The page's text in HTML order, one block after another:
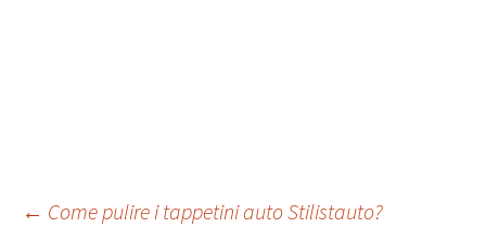
← Come pulire i tappetini auto Stilistauto?